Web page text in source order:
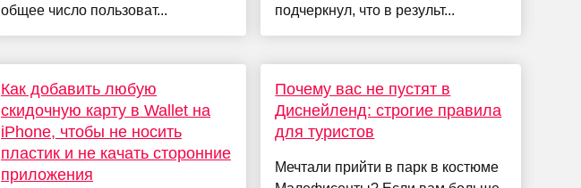
общее число пользоват...
Как добавить любую
скидочную карту в Wallet на
iPhone, чтобы не носить
пластик и не качать сторонние
приложения
подчеркнул, что в результ...
Почему вас не пустят в
Диснейленд: строгие правила
для туристов
Мечтали прийти в парк в костюме